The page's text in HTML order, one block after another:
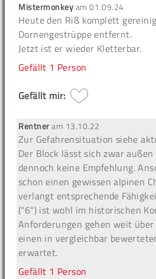
Mistermonkeyam01.09.24
Heute den Riß komplett
Dornengestrüppe entfernt.
Jetzt ist er wieder Kletterbar.
Gefällt 1 Person
Gefällt mir:
Rentneram 13.10.22
Zur Gefahrensituation siehe
Der Block lässt sich zwar
dennoch keine Empfehlung.
schon einen gewissen alpinen
verlangt entsprechende
("6") ist wohl im historischen
Anforderungen gehen weit
einen in vergleichbar
erwartet.
Gefällt 1 Person